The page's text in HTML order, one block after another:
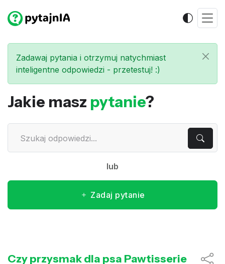
Zadawaj pytania i otrzymuj natychmiast
inteligentne odpowiedzi - przetestuj! :)
Jakie masz pytanie?
lub
Zadaj pytanie
Czy przysmak dla psa Pawtisserie